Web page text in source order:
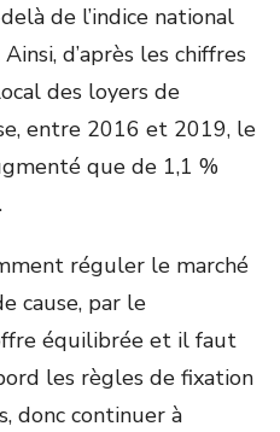
de l’indice national
d’après les chiffres
des loyers de
entre 2016 et 2019, le
que de 1,1 %
réguler le marché
cause, par le
équilibrée et il faut
les règles de fixation
donc continuer à